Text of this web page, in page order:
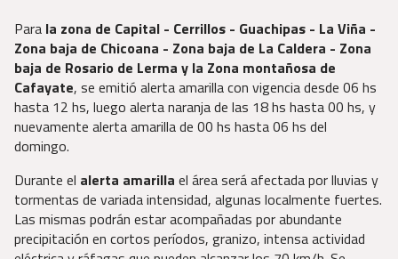
Para la zona de Capital - Cerrillos - Guachipas - La Viña -
Zona baja de Chicoana - Zona baja de La Caldera - Zona
baja de Rosario de Lerma y la Zona montañosa de
Cafayate, se emitió alerta amarilla con vigencia desde 06 hs
hasta 12 hs, luego alerta naranja de las 18 hs hasta 00 hs, y
nuevamente alerta amarilla de 00 hs hasta 06 hs del
domingo.
Durante el alerta amarilla el área será afectada por lluvias y
tormentas de variada intensidad, algunas localmente fuertes.
Las mismas podrán estar acompañadas por abundante
precipitación en cortos períodos, granizo, intensa actividad